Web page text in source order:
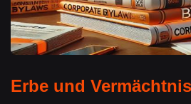
Erbe und